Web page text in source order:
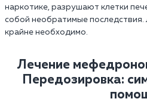
наркотике, разрушают клетки
собой необратимые последствия.
крайне необходимо.
Лечение
Передозировка: